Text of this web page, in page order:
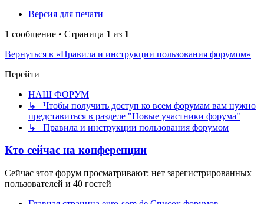
Версия для печати
1 сообщение • Страница 1 из 1
Вернуться в «Правила и инструкции пользования форумом»
Перейти
НАШ ФОРУМ
↳ Чтобы получить доступ ко всем форумам вам нужно
представиться в разделе "Новые участники форума"
↳ Правила и инструкции пользования форумом
Кто сейчас на конференции
Сейчас этот форум просматривают: нет зарегистрированных
пользователей и 40 гостей